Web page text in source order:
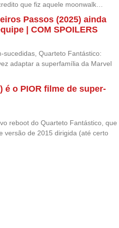
que fiz aquele moonwalk…
Passos (2025) ainda
| COM SPOILERS
sucedidas, Quarteto Fantástico:
adaptar a superfamília da Marvel
é o PIOR filme de super-
reboot do Quarteto Fantástico, que
versão de 2015 dirigida (até certo